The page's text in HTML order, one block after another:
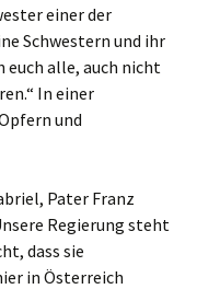
einer der
Schwestern und ihr
alle, auch nicht
In einer
und
Pater Franz
Regierung steht
dass sie
in Österreich